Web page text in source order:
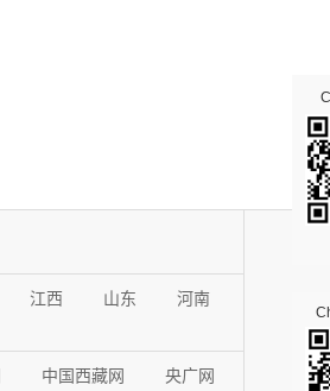
江西 山东
河南
中国西藏网 央广网